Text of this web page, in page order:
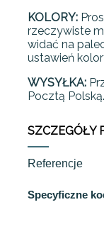
KOLORY:
rzeczywiste
widać na
ustawień
WYSYŁKA:
Pocztą Polską.
SZCZEGÓŁY
Referencje
Specyficzne